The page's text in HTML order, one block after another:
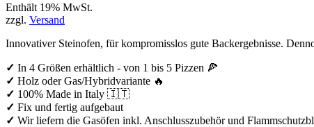
Enthält 19% MwSt.
zzgl. Versand
Innovativer Steinofen, für kompromisslos gute Backergebnisse.
✓ In 4 Größen erhältlich - von 1 bis 5 Pizzen 🍕
✓ Holz oder Gas/Hybridvariante 🔥
✓ 100% Made in Italy 🇮🇹
✓ Fix und fertig aufgebaut
✓ Wir liefern die Gasöfen inkl. Anschlusszubehör und